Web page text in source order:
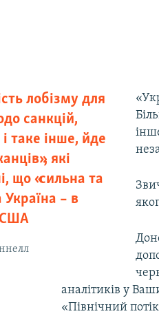
лобізму для
санкцій,
таке інше, йде
які
що «сильна та
– в
США
аналітиків у
«Північний